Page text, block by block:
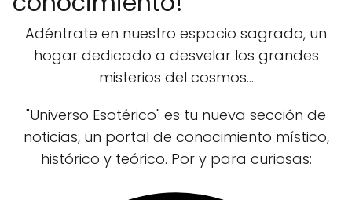
Adéntrate en nuestro espacio sagrado, un
hogar dedicado a desvelar los grandes
misterios del cosmos...
"Universo Esotérico" es tu nueva sección de
noticias, un portal de conocimiento místico,
histórico y teórico. Por y para curiosas: